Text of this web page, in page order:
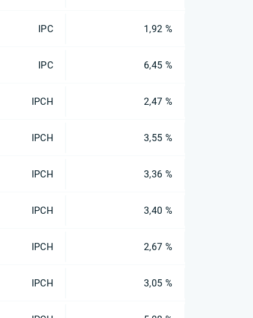
IPC 1,92 %
IPC 6,45 %
IPCH 2,47 %
IPCH 3,55 %
IPCH 3,36 %
IPCH 3,40 %
IPCH 2,67 %
IPCH 3,05 %